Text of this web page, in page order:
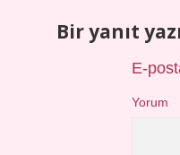
Bir yanıt
E-
Yorum